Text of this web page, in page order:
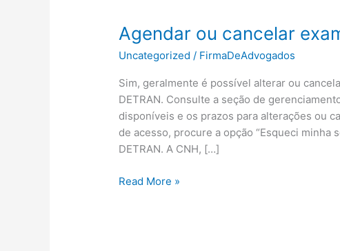
Agendar ou cancelar
Uncategorized / FirmaDeAdvogados
Sim, geralmente é possível alterar ou
DETRAN. Consulte a seção de
disponíveis e os prazos para alterações ou
de acesso, procure a opção “Esqueci minha
DETRAN. A CNH, […]
Agendar
Read More »